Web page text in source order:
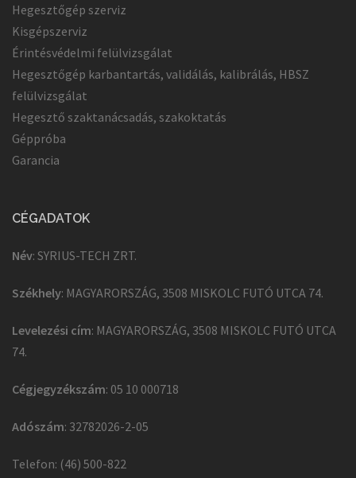
Hegesztőgép szerviz
Kisgépszerviz
Érintésvédelmi felülvizsgálat
Hegesztőgép karbantartás, validálás, kalibrálás, HBSZ
felülvizsgálat
Hegesztő szaktanácsadás, szakoktatás
Géppróba
Garancia
CÉGADATOK
Név: SYRIUS-TECH ZRT.
Székhely: MAGYARORSZÁG, 3508 MISKOLC FUTÓ UTCA 74.
Levelezési cím: MAGYARORSZÁG, 3508 MISKOLC FUTÓ UTCA
74.
Cégjegyzékszám: 05 10 000718
Adószám: 32782026-2-05
Telefon: (46) 500-822